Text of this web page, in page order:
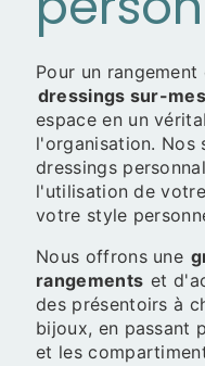
Pour un
dressings sur-
espace en un
l'organisation. Nos
dressings
l'utilisation de
votre style
Nous offrons une
rangements et
des présentoirs à
bijoux, en passant
et les